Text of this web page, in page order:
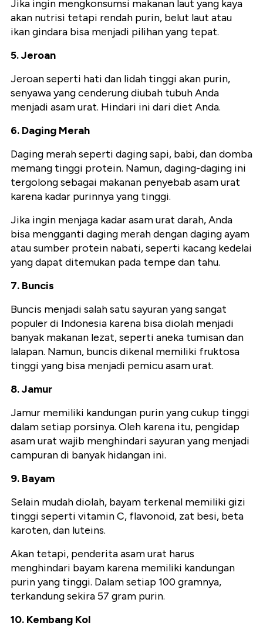
Jika ingin mengkonsumsi makanan laut yang kaya
akan nutrisi tetapi rendah purin, belut laut atau
ikan gindara bisa menjadi pilihan yang tepat.
5. Jeroan
Jeroan seperti hati dan lidah tinggi akan purin,
senyawa yang cenderung diubah tubuh Anda
menjadi asam urat. Hindari ini dari diet Anda.
6. Daging Merah
Daging merah seperti daging sapi, babi, dan domba
memang tinggi protein. Namun, daging-daging ini
tergolong sebagai makanan penyebab asam urat
karena kadar purinnya yang tinggi.
Jika ingin menjaga kadar asam urat darah, Anda
bisa mengganti daging merah dengan daging ayam
atau sumber protein nabati, seperti kacang kedelai
yang dapat ditemukan pada tempe dan tahu.
7. Buncis
Buncis menjadi salah satu sayuran yang sangat
populer di Indonesia karena bisa diolah menjadi
banyak makanan lezat, seperti aneka tumisan dan
lalapan. Namun, buncis dikenal memiliki fruktosa
tinggi yang bisa menjadi pemicu asam urat.
8. Jamur
Jamur memiliki kandungan purin yang cukup tinggi
dalam setiap porsinya. Oleh karena itu, pengidap
asam urat wajib menghindari sayuran yang menjadi
campuran di banyak hidangan ini.
9. Bayam
Selain mudah diolah, bayam terkenal memiliki gizi
tinggi seperti vitamin C, flavonoid, zat besi, beta
karoten, dan luteins.
Akan tetapi, penderita asam urat harus
menghindari bayam karena memiliki kandungan
purin yang tinggi. Dalam setiap 100 gramnya,
terkandung sekira 57 gram purin.
10. Kembang Kol